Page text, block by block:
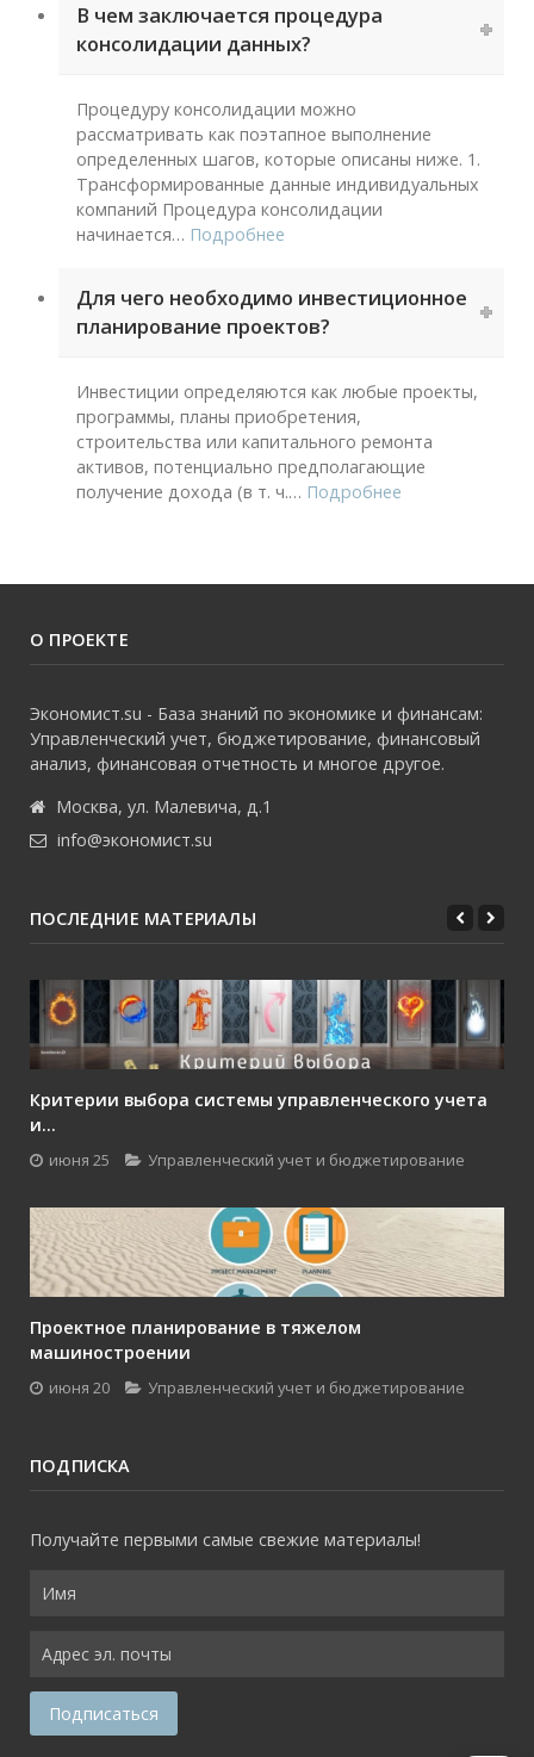
В чем заключается процедура
консолидации данных?
Процедуру консолидации можно
рассматривать как поэтапное выполнение
определенных шагов, которые описаны ниже. 1.
Трансформированные данные индивидуальных
компаний Процедура консолидации
начинается… Подробнее
Для чего необходимо инвестиционное
планирование проектов?
Инвестиции определяются как любые проекты,
программы, планы приобретения,
строительства или капитального ремонта
активов, потенциально предполагающие
получение дохода (в т. ч.… Подробнее
О ПРОЕКТЕ
Экономист.su - База знаний по экономике и финансам:
Управленческий учет, бюджетирование, финансовый
анализ, финансовая отчетность и многое другое.
Москва, ул. Малевича, д.1
info@экономист.su
ПОСЛЕДНИЕ МАТЕРИАЛЫ
Критерии выбора системы управленческого учета
и...
июня 25 Управленческий учет и бюджетирование
Проектное планирование в тяжелом
машиностроении
июня 20 Управленческий учет и бюджетирование
ПОДПИСКА
Получайте первыми самые свежие материалы!